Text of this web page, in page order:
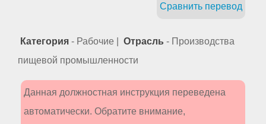
Сравнить перевод
Категория - Рабочие | Отрасль - Производства
пищевой промышленности
Данная должностная инструкция переведена
автоматически. Обратите внимание,